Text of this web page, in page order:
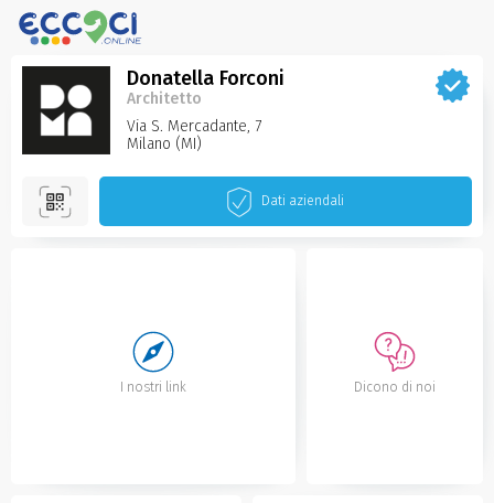
Donatella Forconi
Architetto
Via S. Mercadante, 7
Milano‌ (MI)
Dati aziendali
I nostri link Dicono di noi